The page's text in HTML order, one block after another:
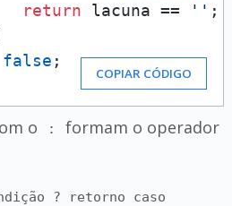
return lacuna == '' ;
false ;
COPIAR CÓDIGO
o :
formam o operador
? retorno caso